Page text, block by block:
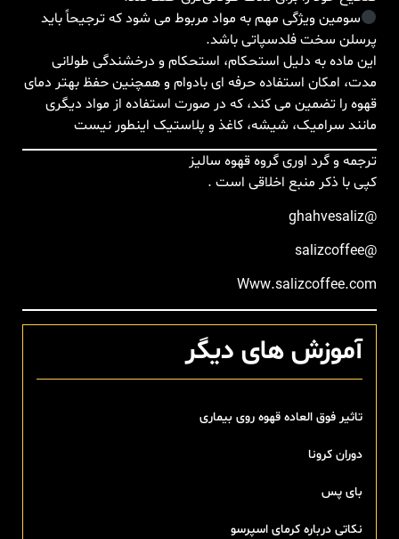
سومین ویژگی مهم به مواد مربوط می شود که ترجیحاً باید
پرسلن سخت فلدسپاتی باشد.
این ماده به دلیل استحکام، استحکام و درخشندگی طولانی
مدت، امکان استفاده حرفه ای بادوام و همچنین حفظ بهتر دمای
قهوه را تضمین می کند، که در صورت استفاده از مواد دیگری
مانند سرامیک، شیشه، کاغذ و پلاستیک اینطور نیست
ترجمه و گرد اوری گروه قهوه سالیز
کپی با ذکر منبع اخلاقی است .
@ghahvesaliz
@salizcoffee
Www.salizcoffee.com
آموزش های دیگر
تاثیر فوق العاده قهوه روی بیماری
دوران کرونا
بای پس
نکاتی درباره کرمای اسپرسو